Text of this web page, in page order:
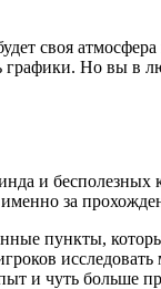
своя
Но вы в
и
за
пункты,
и чуть больше